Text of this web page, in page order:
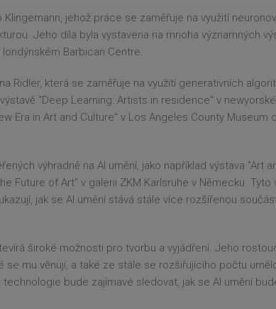
jehož práce se zaměřuje na využití
Jeho díla byla vystavena na mnoha významných
Barbican Centre.
Ridler, která se zaměřuje na využití generativních
"Deep Learning: Artists in residence" v
Era in Art and Culture" v Los Angeles County Museum
výhradně na AI umění, jako například výstava "Art
Future of Art" v galerii ZKM Karlsruhe v Německu. Tyto
jak se AI umění stává stále více rozšířenou
široké možnosti pro tvorbu a vyjádření. Jeho
mu věnují, a také ze stále se rozšiřujícího počtu
bude zajímavé sledovat, jak se AI umění